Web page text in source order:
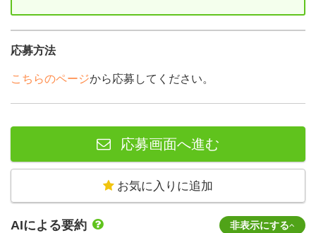
応募方法
こちらのページから応募してください。
応募画面へ進む
お気に入りに追加
AIによる要約 非表示にする